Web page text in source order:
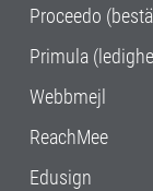
Proceedo
Primula
Webbmejl
ReachMee
Edusign